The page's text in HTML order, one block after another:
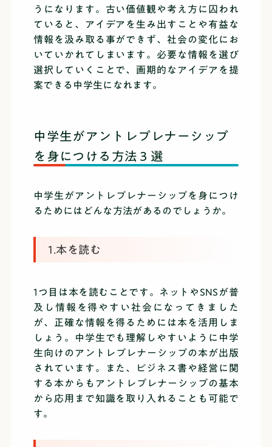
うになります。古い価値観や考え方に囚われ
ていると、アイデアを生み出すことや有益な
情報を汲み取る事ができず、社会の変化にお
いていかれてしまいます。必要な情報を選び
選択していくことで、画期的なアイデアを提
案できる中学生になれます。
中学生がアントレプレナーシップ
を身につける方法３選
中学生がアントレプレナーシップを身につけ
るためにはどんな方法があるのでしょうか。
1.本を読む
1つ目は本を読むことです。ネットやSNSが普
及し情報を得やすい社会になってきました
が、正確な情報を得るためには本を活用しま
しょう。中学生でも理解しやすいように中学
生向けのアントレプレナーシップの本が出版
されています。また、ビジネス書や経営に関
する本からもアントレプレナーシップの基本
から応用まで知識を取り入れることも可能で
す。